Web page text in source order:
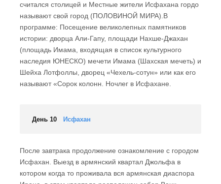
считался столицей и Местные жители Исфахана гордо
называют свой город (ПОЛОВИНОЙ МИРА).В
программе: Посещение великолепных памятников
истории: дворца Али-Гапу, площади Нахше-Джахан
(площадь Имама, входящая в список культурного
наследия ЮНЕСКО) мечети Имама (Шахская мечеть) и
Шейха Лотфоллы, дворец «Чехель-сотун» или как его
называют «Сорок колонн. Ночлег в Исфахане.
День 10 Исфахан
После завтрака продолжение ознакомление с городом
Исфахан. Выезд в армянский квартал Джольфа в
котором когда то проживала вся армянская диаспора